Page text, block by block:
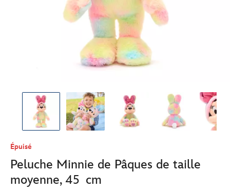
Épuisé
Peluche Minnie de Pâques de taille
moyenne, 45 cm